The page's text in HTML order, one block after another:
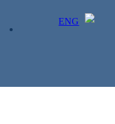
ENG
ЛИЧНЫЙ КАБИНЕТ